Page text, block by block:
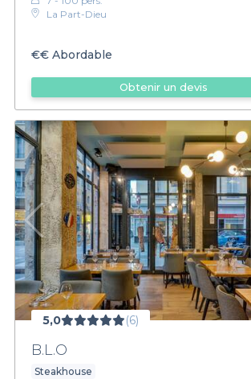
La Part-Dieu
€€ Abordable
Obtenir un devis
5,0 (6)
B.L.O
Steakhouse